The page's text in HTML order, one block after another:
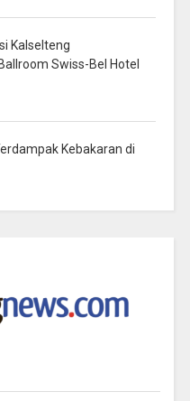
Kalselteng
Swiss-Bel Hotel
Kebakaran di